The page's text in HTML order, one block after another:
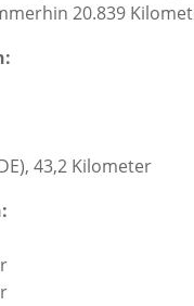
20.839
43,2 Kilometer